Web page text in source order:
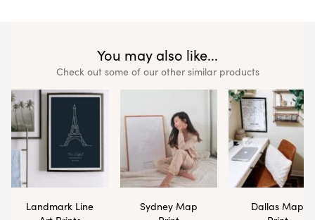
You may also like...
Check out some of our other similar products
Landmark Line
Sydney Map
Dallas Map